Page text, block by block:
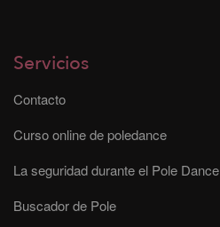
Servicios
Contacto
Curso online de poledance
La seguridad durante el Pole Dance
Buscador de Pole